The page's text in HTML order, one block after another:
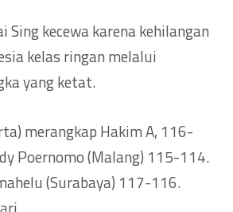
Sing kecewa karena kehilangan
kelas ringan melalui
yang ketat.
merangkap Hakim A, 116-
Poernomo (Malang) 115-114.
(Surabaya) 117-116.